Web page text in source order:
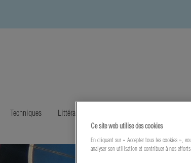
Techniques Littérature
Ce site web utilise des cookies
En cliquant sur « Accepter tous les cookies »,
analyser son utilisation et contribuer à nos